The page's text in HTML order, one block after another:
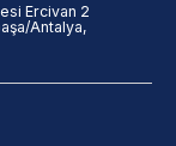
Ercivan 2
Antalya,